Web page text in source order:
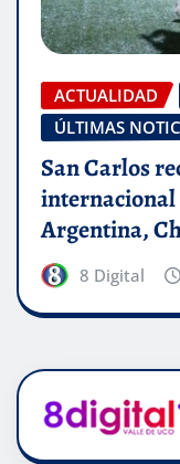
ACTUALIDAD
ÚLTIMAS
San Carlos
internacional
Argentina,
8 Digital